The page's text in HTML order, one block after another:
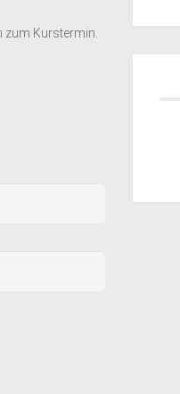
zum Kurstermin.